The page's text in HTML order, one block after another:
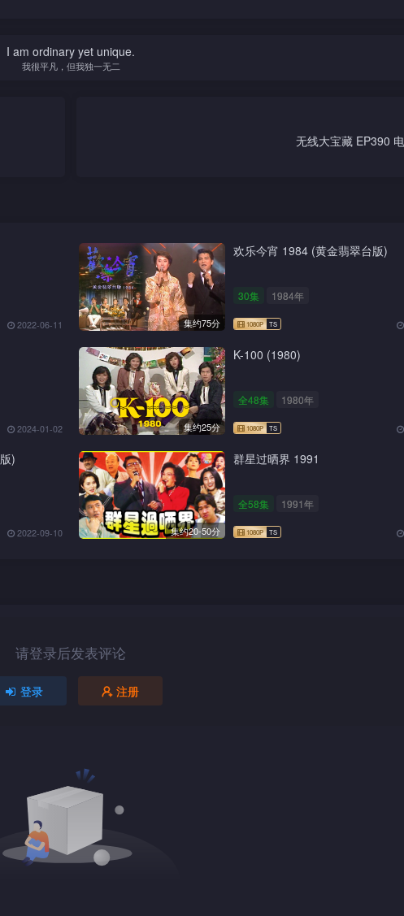
I am ordinary yet unique.
我很平凡，但我独一无二
无线大宝藏 EP390
2022-06-11 集约75分
欢乐今宵 1984 (黄金翡翠台版)
30集 1984年
2024-01-02 集约25分
K-100 (1980)
全48集 1980年
)
2022-09-10 集约20-50分
群星过晒界 1991
全58集 1991年
请登录后发表评论
登录 注册